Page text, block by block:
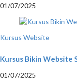
01/07/2025
Kursus Website
Kursus Bikin Website
01/07/2025